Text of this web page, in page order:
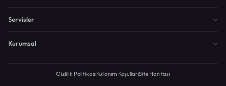
Servisler
Kurumsal
Gizlilik PolitikasıKullanım KoşullarıSite Haritası